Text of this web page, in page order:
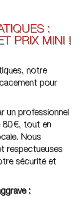
:
PRIX MINI !
notre
pour
un professionnel
80 €, tout en
Nous
respectueuses
sécurité et
: